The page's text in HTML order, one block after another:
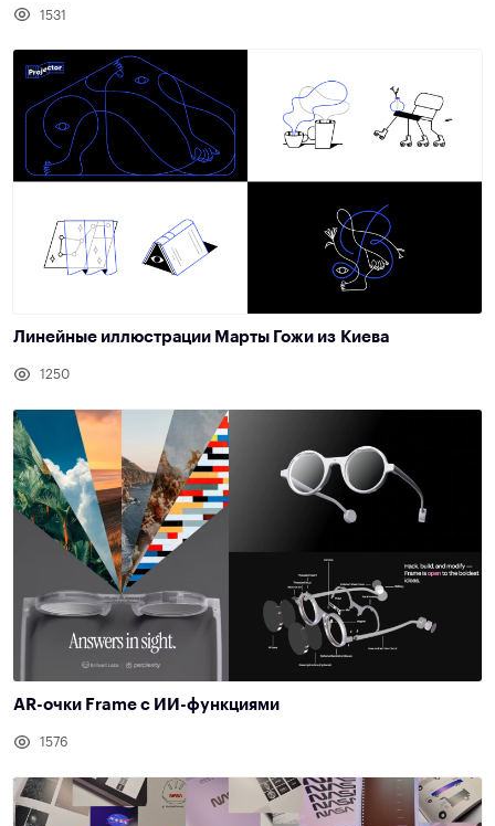
1531
Линейные иллюстрации Марты Гожи из Киева
1250
AR-очки Frame c ИИ-функциями
1576